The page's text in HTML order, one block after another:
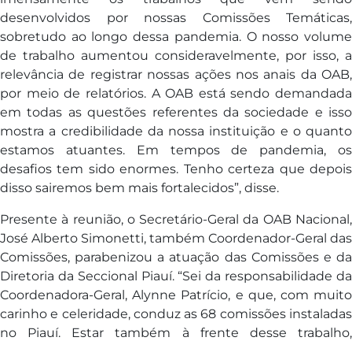
desenvolvidos por nossas Comissões Temáticas,
sobretudo ao longo dessa pandemia. O nosso volume
de trabalho aumentou consideravelmente, por isso, a
relevância de registrar nossas ações nos anais da OAB,
por meio de relatórios. A OAB está sendo demandada
em todas as questões referentes da sociedade e isso
mostra a credibilidade da nossa instituição e o quanto
estamos atuantes. Em tempos de pandemia, os
desafios tem sido enormes. Tenho certeza que depois
disso sairemos bem mais fortalecidos”, disse.
Presente à reunião, o Secretário-Geral da OAB Nacional,
José Alberto Simonetti, também Coordenador-Geral das
Comissões, parabenizou a atuação das Comissões e da
Diretoria da Seccional Piauí. “Sei da responsabilidade da
Coordenadora-Geral, Alynne Patrício, e que, com muito
carinho e celeridade, conduz as 68 comissões instaladas
no Piauí. Estar também à frente desse trabalho,